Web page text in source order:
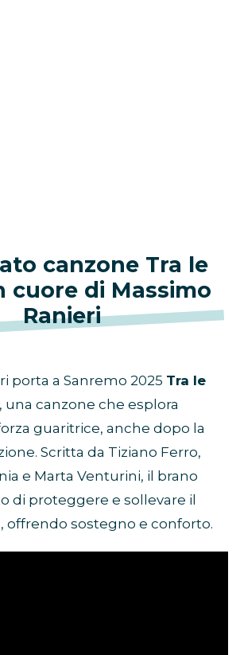
canzone Tra le
cuoredi Massimo
Ranieri
porta a Sanremo 2025 Tra le
, una canzone che esplora
guaritrice, anche dopo la
Scritta da Tiziano Ferro,
e Marta Venturini, il brano
di proteggere e sollevare il
offrendo sostegno e conforto.